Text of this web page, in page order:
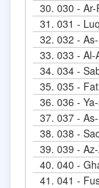
30.
31.
32.
33.
34.
35.
36.
37.
38.
39.
40.
41.